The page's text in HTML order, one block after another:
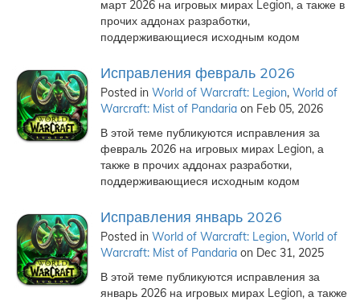
март 2026 на игровых мирах Legion, а также в
прочих аддонах разработки,
поддерживающиеся исходным кодом
Исправления февраль 2026
Posted in World of Warcraft: Legion, World of
Warcraft: Mist of Pandaria on Feb 05, 2026
В этой теме публикуются исправления за
февраль 2026 на игровых мирах Legion, а
также в прочих аддонах разработки,
поддерживающиеся исходным кодом
Исправления январь 2026
Posted in World of Warcraft: Legion, World of
Warcraft: Mist of Pandaria on Dec 31, 2025
В этой теме публикуются исправления за
январь 2026 на игровых мирах Legion, а также